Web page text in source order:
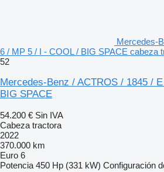
Mercedes-
6 / MP 5 / I - COOL / BIG SPACE cabeza
52
Mercedes-Benz / ACTROS / 1845 /
BIG SPACE
54.200 € Sin IVA
Cabeza tractora
2022
370.000 km
Euro 6
Potencia 450 Hp (331 kW) Configuración